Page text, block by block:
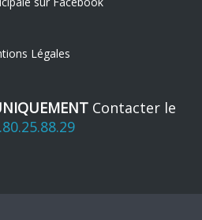
Légales
Contacter le